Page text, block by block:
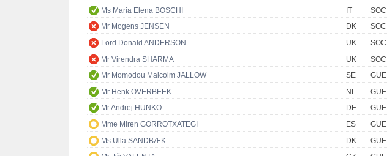
Ms Maria Elena BOSCHI
IT
SOC
Mr Mogens JENSEN
DK
SOC
Lord Donald ANDERSON
UK
SOC
Mr Virendra SHARMA
UK
SOC
Mr Momodou Malcolm JALLOW
SE
GUE
Mr Henk OVERBEEK
NL
GUE
Mr Andrej HUNKO
DE
GUE
Mme Miren GORROTXATEGI
ES
GUE
Ms Ulla SANDBÆK
DK
GUE